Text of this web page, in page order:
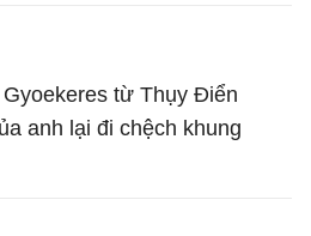
từ Thụy Điển
anh lại đi chệch khung